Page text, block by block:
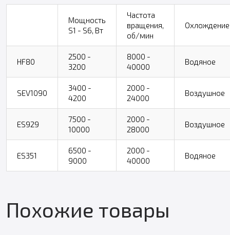
Мощность
S1 - S6, Вт
Частота
вращения,
об/мин
Охлождение
HF80
2500 -
3200
8000 -
40000
Водяное
SEV1090
3400 -
4200
2000 -
24000
Воздушное
ES929
7500 -
10000
2000 -
28000
Воздушное
ES351
6500 -
9000
2000 -
40000
Водяное
Похожие товары